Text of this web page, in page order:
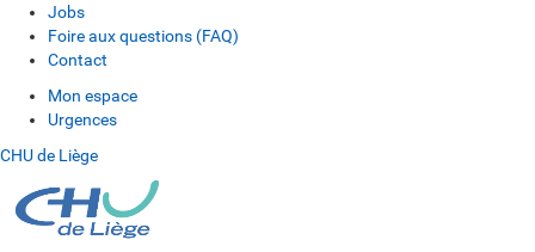
Jobs
Foire aux questions (FAQ)
Contact
Mon espace
Urgences
CHU de Liège